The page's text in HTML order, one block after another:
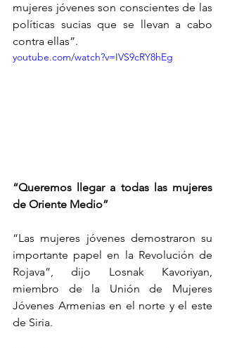
mujeres jóvenes son conscientes de las
políticas sucias que se llevan a cabo
contra ellas”.
youtube.com/watch?v=IVS9cRY8hEg
“Queremos llegar a todas las mujeres
de Oriente Medio”
“Las mujeres jóvenes demostraron su
importante papel en la Revolución de
Rojava”, dijo Losnak Kavoriyan,
miembro de la Unión de Mujeres
Jóvenes Armenias en el norte y el este
de Siria.